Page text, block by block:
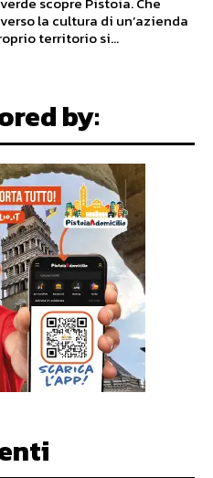
la cultura di un’azienda
territorio si...
by: